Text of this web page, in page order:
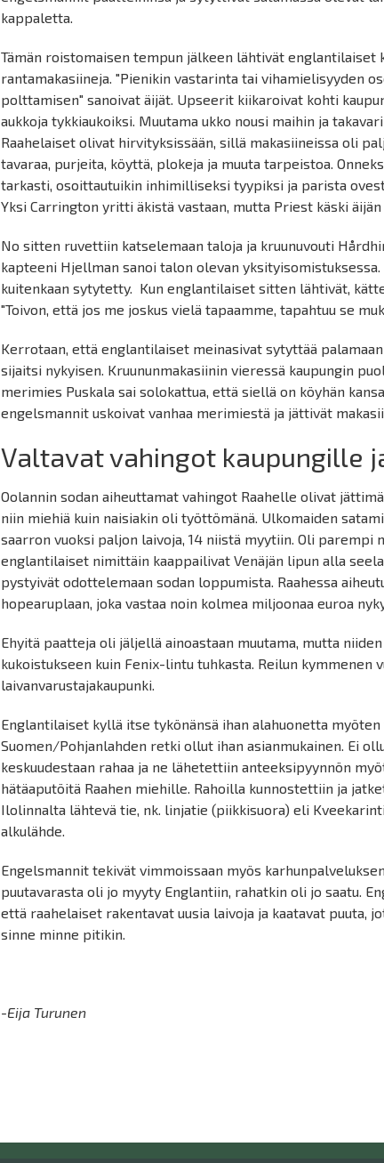
kappaletta.
Tämän roistomaisen tempun jälkeen lähtivät englantilaiset
rantamakasiineja. "Pienikin vastarinta tai vihamielisyyden
polttamisen" sanoivat äijät. Upseerit kiikaroivat kohti
aukkoja tykkiaukoiksi. Muutama ukko nousi maihin ja
Raahelaiset olivat hirvityksissään, sillä makasiineissa oli
tavaraa, purjeita, köyttä, plokeja ja muuta tarpeistoa.
tarkasti, osoittautuikin inhimilliseksi tyypiksi ja parista
Yksi Carrington yritti äkistä vastaan, mutta Priest käski äijän
No sitten ruvettiin katselemaan taloja ja kruunuvouti
kapteeni Hjellman sanoi talon olevan
kuitenkaan sytytetty. Kun englantilaiset sitten lähtivät,
"Toivon, että jos me joskus vielä tapaamme, tapahtuu se
Kerrotaan, että englantilaiset meinasivat sytyttää
sijaitsi nykyisen. Kruununmakasiinin vieressä kaupungin
merimies Puskala sai solokattua, että siellä on köyhän
engelsmannit uskoivat vanhaa merimiestä ja jättivät
Valtavat vahingot kaupungille
Oolannin sodan aiheuttamat vahingot Raahelle olivat
niin miehiä kuin naisiakin oli työttömänä. Ulkomaiden
saarron vuoksi paljon laivoja, 14 niistä myytiin. Oli parempi
englantilaiset nimittäin kaappailivat Venäjän lipun alla
pystyivät odottelemaan sodan loppumista. Raahessa
hopearuplaan, joka vastaa noin kolmea miljoonaa euroa
Ehyitä paatteja oli jäljellä ainoastaan muutama, mutta
kukoistukseen kuin Fenix-lintu tuhkasta. Reilun kymmenen
laivanvarustajakaupunki.
Englantilaiset kyllä itse tykönänsä ihan alahuonetta
Suomen/Pohjanlahden retki ollut ihan asianmukainen. Ei
keskuudestaan rahaa ja ne lähetettiin anteeksipyynnön
hätäaputöitä Raahen miehille. Rahoilla kunnostettiin ja
Ilolinnalta lähtevä tie, nk. linjatie (piikkisuora) eli
alkulähde.
Engelsmannit tekivät vimmoissaan myös
puutavarasta oli jo myyty Englantiin, rahatkin oli jo saatu.
että raahelaiset rakentavat uusia laivoja ja kaatavat puuta,
sinne minne pitikin.
-Eija Turunen